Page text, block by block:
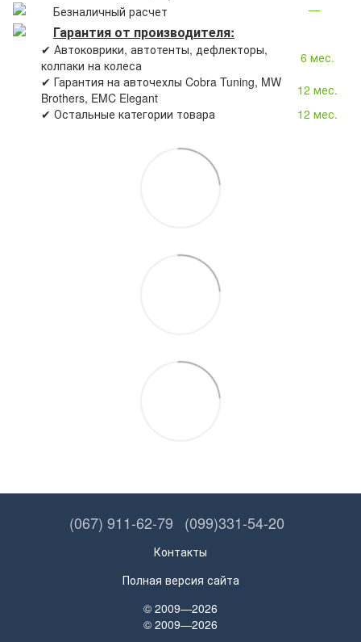
Безналичный расчет
—
Гарантия от производителя:
✔ Автоковрики, автотенты, дефлекторы,
колпаки на колеса
6 мес.
✔ Гарантия на авточехлы Cobra Tuning, MW
Brothers, EMC Elegant
12 мес.
✔ Остальные категории товара
12 мес.
(067) 911-62-79 (099)331-54-20
Контакты
Полная версия сайта
© 2009—2026
© 2009—2026